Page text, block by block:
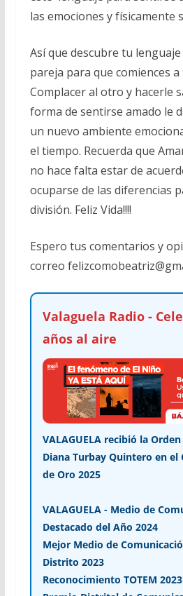
las emociones y físicamente
Así que descubre tu
pareja para que comiences
Complacer al otro y hacerle
forma de sentirse amado le
un nuevo ambiente
el tiempo. Recuerda que
no hace falta estar de
ocuparse de las diferencias
división. Feliz Vida!!!!
Espero tus comentarios y
correo
Valaguela Radio -
años al aire
VALAGUELA recibió la
Diana Turbay Quintero en el
de Oro 2025
VALAGUELA - Medio de
Destacado del Año 2024
Mejor Medio de
Distrito 2023
Reconocimiento TOTEM 2023